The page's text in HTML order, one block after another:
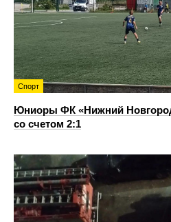
Спорт
Юниоры ФК «Нижний
со счетом 2:1